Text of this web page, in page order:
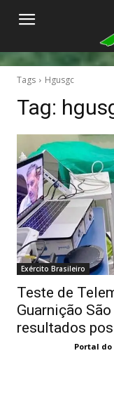
Tags Hgusgc
Tag:
Exército Brasileiro
Teste de
Guarnição
resultados
Portal do